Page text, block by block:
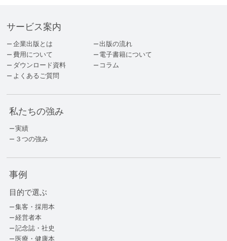
サービス案内
企業出版とは
出版の流れ
費用について
電子書籍について
ダウンロード資料
コラム
よくあるご質問
私たちの強み
実績
３つの強み
事例
目的で選ぶ
集客・採用本
経営者本
記念誌・社史
医療・健康本